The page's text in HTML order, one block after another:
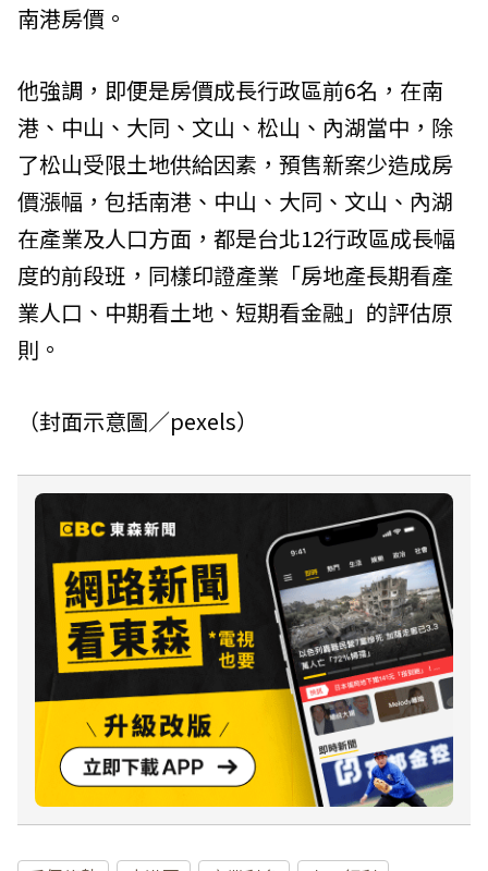
南港房價。
他強調，即便是房價成長行政區前6名，在南
港、中山、大同、文山、松山、內湖當中，除
了松山受限土地供給因素，預售新案少造成房
價漲幅，包括南港、中山、大同、文山、內湖
在產業及人口方面，都是台北12行政區成長幅
度的前段班，同樣印證產業「房地產長期看產
業人口、中期看土地、短期看金融」的評估原
則。
（封面示意圖／pexels）